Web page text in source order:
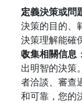
定義決策或問
決策的目的、
決策理解能確
收集相關信息
出明智的決策
者洽談、審查
和可靠，您的